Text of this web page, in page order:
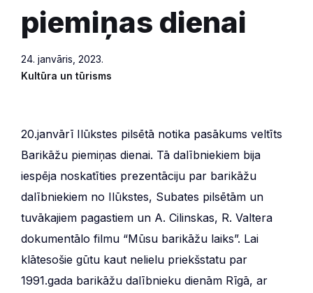
piemiņas dienai
24. janvāris, 2023.
Kultūra un tūrisms
20.janvārī Ilūkstes pilsētā notika pasākums veltīts
Barikāžu piemiņas dienai. Tā dalībniekiem bija
iespēja noskatīties prezentāciju par barikāžu
dalībniekiem no Ilūkstes, Subates pilsētām un
tuvākajiem pagastiem un A. Cilinskas, R. Valtera
dokumentālo filmu “Mūsu barikāžu laiks”. Lai
klātesošie gūtu kaut nelielu priekšstatu par
1991.gada barikāžu dalībnieku dienām Rīgā, ar